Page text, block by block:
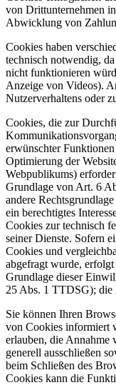
von Drittunternehmen
Abwicklung von
Cookies haben
technisch notwendig,
nicht funktionieren
Anzeige von Videos).
Nutzerverhaltens oder
Cookies, die zur
erwünschter
Optimierung der
Webpublikums)
Grundlage von Art. 6
andere
ein berechtigtes
Cookies zur technisch
seiner Dienste. Sofern
Cookies und
abgefragt wurde,
Grundlage dieser
25 Abs. 1 TTDSG);
Sie können Ihren
von Cookies informiert
erlauben, die Annahme
generell ausschließen
beim Schließen des
Cookies kann die